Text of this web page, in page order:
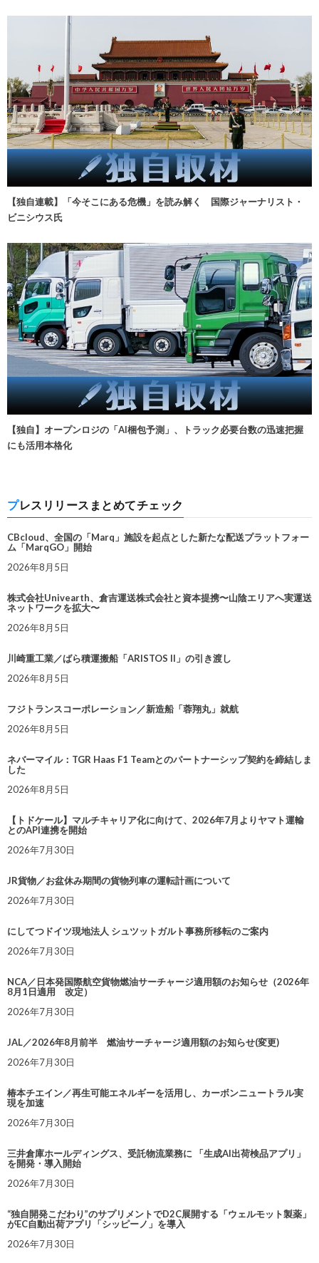
【独自連載】「今そこにある危機」を読み解く 国際ジャーナリスト・
ビニシウス氏
【独自】オープンロジの「AI梱包予測」、トラック必要台数の迅速把握
にも活用本格化
プレスリリースまとめてチェック
CBcloud、全国の「Marq」施設を起点とした新たな配送プラットフォー
ム「MarqGO」開始
2026年8月5日
株式会社Univearth、倉吉運送株式会社と資本提携〜山陰エリアへ実運送
ネットワークを拡大〜
2026年8月5日
川崎重工業／ばら積運搬船「ARISTOS II」の引き渡し
2026年8月5日
フジトランスコーポレーション／新造船「蓉翔丸」就航
2026年8月5日
ネバーマイル：TGR Haas F1 Teamとのパートナーシップ契約を締結しま
した
2026年8月5日
【トドケール】マルチキャリア化に向けて、2026年7月よりヤマト運輸
とのAPI連携を開始
2026年7月30日
JR貨物／お盆休み期間の貨物列車の運転計画について
2026年7月30日
にしてつドイツ現地法人 シュツットガルト事務所移転のご案内
2026年7月30日
NCA／日本発国際航空貨物燃油サーチャージ適用額のお知らせ（2026年
8月1日適用 改定）
2026年7月30日
JAL／2026年8月前半 燃油サーチャージ適用額のお知らせ(変更)
2026年7月30日
椿本チエイン／再生可能エネルギーを活用し、カーボンニュートラル実
現を加速
2026年7月30日
三井倉庫ホールディングス、受託物流業務に 「生成AI出荷検品アプリ」
を開発・導入開始
2026年7月30日
“独自開発こだわり”のサプリメントでD2C展開する「ウェルモット製薬」
がEC自動出荷アプリ「シッピーノ」を導入
2026年7月30日